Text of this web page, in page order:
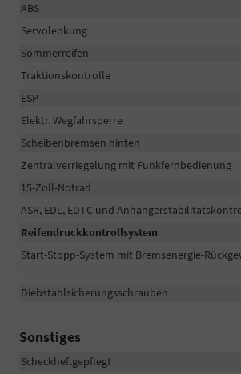
ABS
Servolenkung
Sommerreifen
Traktionskontrolle
ESP
Elektr. Wegfahrsperre
Scheibenbremsen hinten
Zentralverriegelung mit Funkfernbedienung
15-Zoll-Notrad
ASR, EDL, EDTC und
Reifendruckkontrollsystem
Start-Stopp-System mit Bremsenergie-
Diebstahlsicherungsschrauben
Sonstiges
Scheckheftgepflegt